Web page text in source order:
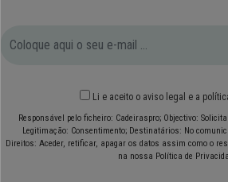
Li e aceito o aviso legal e a
Responsável pelo ficheiro: Cadeiraspro; Objectivo:
Legitimação: Consentimento; Destinatários: No
Direitos: Aceder, retificar, apagar os datos assim como o
na nossa Política de